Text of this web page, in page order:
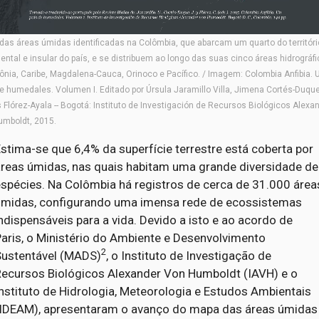
áreas úmidas identificadas na Colômbia, que abarcam um quarto do
e insular do país, e se distribuem ao longo das suas cinco áreas
Caribe, Magdalena-Cauca, Orinoco e Pacífico. / Imagem: Colombia Anfibia.
humedales. Volumen I. Editado por Úrsula Jaramillo Villa, Jimena Cortés-
Flórez-Ayala -- Bogotá: Instituto de Investigación de Recursos Biológicos
2015.
se que 6,4% da superfície terrestre está coberta por
úmidas, nas quais habitam uma grande diversidade de
Na Colômbia há registros de cerca de 31.000
configurando uma imensa rede de ecossistemas
para a vida. Devido a isto e ao acordo de
o Ministério do Ambiente e Desenvolvimento
(MADS)2, o Instituto de Investigação de
Biológicos Alexander Von Humboldt (IAVH) e o
de Hidrologia, Meteorologia e Estudos Ambientais
apresentaram o avanço do mapa das áreas úmidas